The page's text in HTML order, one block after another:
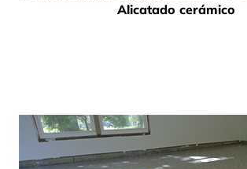
Alicatado cerámico